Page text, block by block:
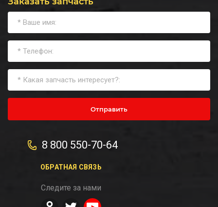
Отправить
8 800 550-70-64
ОБРАТНАЯ СВЯЗЬ
Следите за нами